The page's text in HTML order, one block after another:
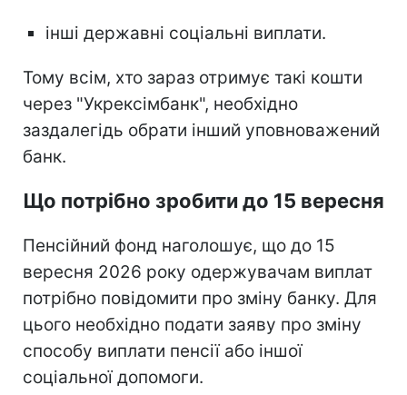
інші державні соціальні виплати.
Тому всім, хто зараз отримує такі кошти
через "Укрексімбанк", необхідно
заздалегідь обрати інший уповноважений
банк.
Що потрібно зробити до 15 вересня
Пенсійний фонд наголошує, що до 15
вересня 2026 року одержувачам виплат
потрібно повідомити про зміну банку. Для
цього необхідно подати заяву про зміну
способу виплати пенсії або іншої
соціальної допомоги.